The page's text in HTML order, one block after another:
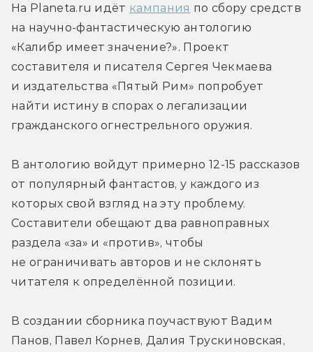
На Planeta.ru идёт кампания по сбору средств
на научно-фантастическую антологию
«Калибр имеет значение?». Проект
составителя и писателя Сергея Чекмаева
и издательства «Пятый Рим» попробует
найти истину в спорах о легализации
гражданского огнестрельного оружия.
В антологию войдут примерно 12-15 рассказов
от популярный фантастов, у каждого из
которых свой взгляд на эту проблему.
Составители обещают два равноправных
раздела «за» и «против», чтобы
не ограничивать авторов и не склонять
читателя к определённой позиции.
В создании сборника поучаствуют Вадим
Панов, Павел Корнев, Далия Трускиновская,